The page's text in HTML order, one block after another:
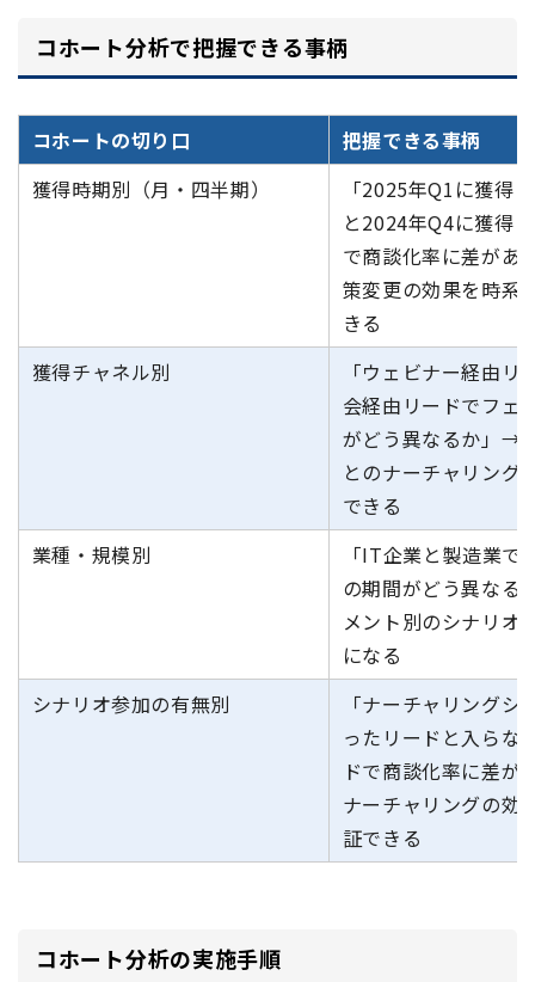
コホート分析で把握できる事柄
コホートの切り口
把握できる事柄
獲得時期別（月・四半期）
「2025年Q1に獲得
と2024年Q4に獲得
で商談化率に差があ
策変更の効果を時系
きる
獲得チャネル別
「ウェビナー経由リ
会経由リードでフェ
がどう異なるか」→
とのナーチャリング
できる
業種・規模別
「IT企業と製造業で
の期間がどう異なる
メント別のシナリオ
になる
シナリオ参加の有無別
「ナーチャリングシ
ったリードと入らな
ドで商談化率に差
ナーチャリングの効
証できる
コホート分析の実施手順